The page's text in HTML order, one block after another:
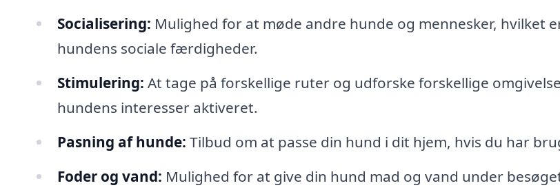
Socialisering: Mulighed for at møde andre hunde og mennesker, hvilket
hundens sociale færdigheder.
Stimulering: At tage på forskellige ruter og udforske forskellige
hundens interesser aktiveret.
Pasning af hunde: Tilbud om at passe din hund i dit hjem, hvis du har
Foder og vand: Mulighed for at give din hund mad og vand under